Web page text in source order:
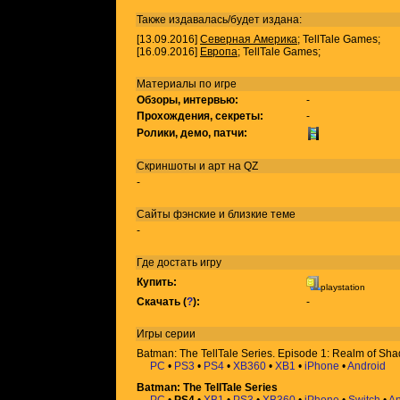
Также издавалась/будет издана:
[13.09.2016] Северная Америка; TellTale Games;
[16.09.2016] Европа; TellTale Games;
Материалы по игре
Обзоры, интервью:
-
Прохождения, секреты:
-
Ролики, демо, патчи:
Скриншоты и арт на QZ
-
Сайты фэнские и близкие теме
-
Где достать игру
Купить:
playstation
Скачать (?): -
Игры серии
Batman: The TellTale Series. Episode 1: Realm of
PC • PS3 • PS4 • XB360 • XB1 • iPhone •Android
Batman: The TellTale Series